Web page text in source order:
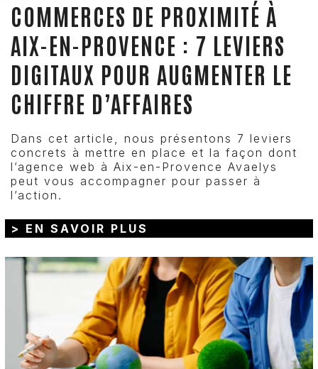
COMMERCES DE PROXIMITÉ À
AIX-EN-PROVENCE : 7 LEVIERS
DIGITAUX POUR AUGMENTER LE
CHIFFRE D’AFFAIRES
Dans cet article, nous présentons 7 leviers
concrets à mettre en place et la façon dont
l’agence web à Aix-en-Provence Avaelys
peut vous accompagner pour passer à
l’action.
> EN SAVOIR PLUS